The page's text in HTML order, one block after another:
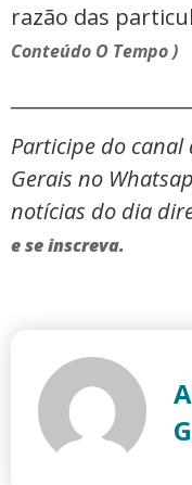
razão das
Conteúdo O Tempo )
Participe do canal
Gerais no
notícias do dia
e se inscreva.